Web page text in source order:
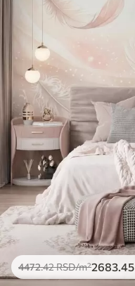
4472.42RSD/m²2683.45